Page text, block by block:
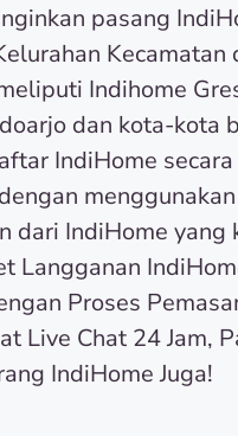
pasang
Kecamatan
Indihome
dan kota-kota
IndiHome
dari IndiHome yang
Langganan
Proses
Live Chat 24 Jam,
IndiHome Juga!